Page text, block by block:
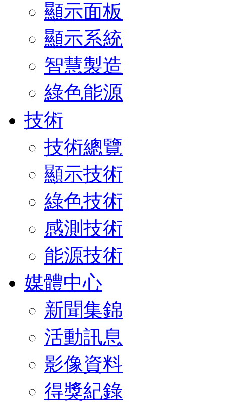
顯示面板
顯示系統
智慧製造
綠色能源
技術
技術總覽
顯示技術
綠色技術
感測技術
能源技術
媒體中心
新聞集錦
活動訊息
影像資料
得獎紀錄